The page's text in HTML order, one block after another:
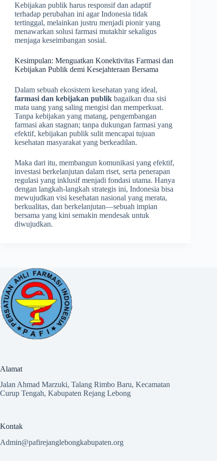
Kebijakan publik harus responsif dan adaptif
terhadap perubahan ini agar Indonesia tidak
tertinggal, melainkan justru menjadi pionir yang
menawarkan solusi farmasi mutakhir sekaligus
menjaga keseimbangan sosial.
Kesimpulan: Menguatkan Konektivitas Farmasi dan
Kebijakan Publik demi Kesejahteraan Bersama
Dalam sebuah ekosistem kesehatan yang ideal,
farmasi dan kebijakan publik bagaikan dua sisi
mata uang yang saling mengisi dan memperkuat.
Tanpa kebijakan yang matang, pengembangan
farmasi akan stagnan; tanpa dukungan farmasi yang
efektif, kebijakan publik sulit mencapai tujuan
kesehatan masyarakat yang berkeadilan.
Maka dari itu, membangun komunikasi yang efektif,
investasi berkelanjutan dalam riset, serta penerapan
regulasi yang inklusif menjadi fondasi utama. Hanya
dengan langkah-langkah strategis ini, Indonesia bisa
mewujudkan visi kesehatan nasional yang merata,
berkualitas, dan berkelanjutan—sebuah impian
bersama yang kini semakin mendesak untuk
diwujudkan.
Alamat
Jalan Ahmad Marzuki, Talang Rimbo Baru, Kecamatan
Curup Tengah, Kabupaten Rejang Lebong
Kontak
Admin@pafirejanglebongkabupaten.org